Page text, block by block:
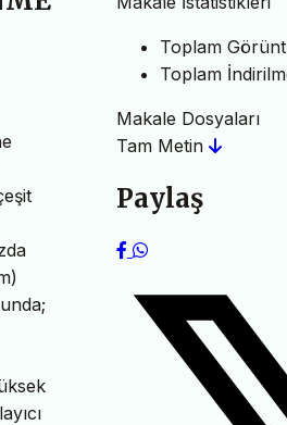
Toplam
Toplam
Makale Dosyaları
Tam Metin
Paylaş